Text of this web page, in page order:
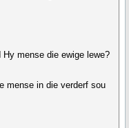
mense die ewige lewe?
mense in die verderf sou